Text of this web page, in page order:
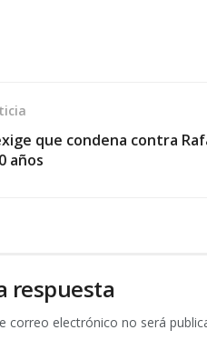
que condena contra
años
respuesta
correo electrónico no será